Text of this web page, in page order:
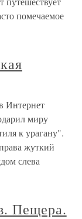
помечаемое
Интернет
миру
к урагану".
жуткий
слева
Пещера.